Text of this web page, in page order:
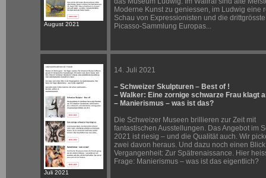
August 2021
Moderne Kunst zu geniessen, im Ludwig eine
Schau von Expressionisten und die drittgrösste
Picasso-Sammlung Europas...
Juli 2021
14. Juli 2021
– Schweizer Skulpturen – Best of !
– Walker: Eine zornige schwarze Frau klagt
– Manierismus – was ist das?
Die Schweizer Museen brillieren zur Zeit mit
fantastischen Ausstellungen. Das Angebot im
2021 ist riesig – und die Qualität auch. Wir
zwei davon heraus. Und dazu noch einen
Vergangenheit: Zur Spätrenaissance. Hier
Frage: Manierismus – was ist das eigentlich?